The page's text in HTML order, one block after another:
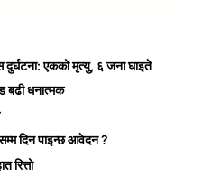
दुर्घटना: एकको मृत्यु, ६ जना घाइते
बढी धनात्मक
दिन पाइन्छ आवेदन ?
रित्तो